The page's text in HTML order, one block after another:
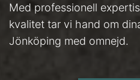
Med professionell
kvalitet tar vi hand om
Jönköping med omnejd.